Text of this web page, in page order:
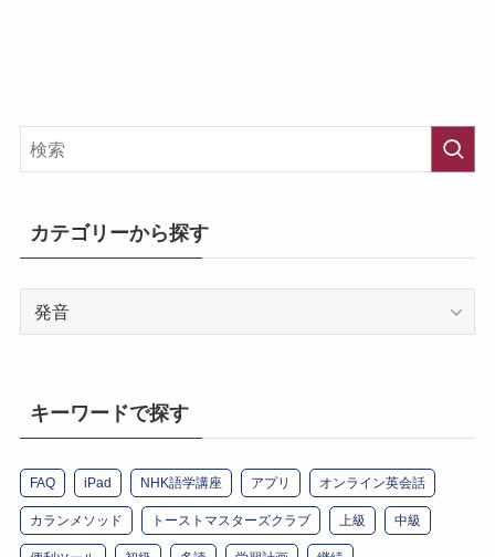
カテゴリーから探す
ー
か
ら
探
す
キーワードで探す
FAQ iPad NHK語学講座 アプリ オンライン英会話
カランメソッド トーストマスターズクラブ 上級 中級